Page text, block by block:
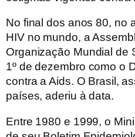
No final dos anos 80, no
HIV no mundo, a
Organização Mundial de
1º de dezembro como o
contra a Aids. O Brasil,
países, aderiu à data.
Entre 1980 e 1999, o